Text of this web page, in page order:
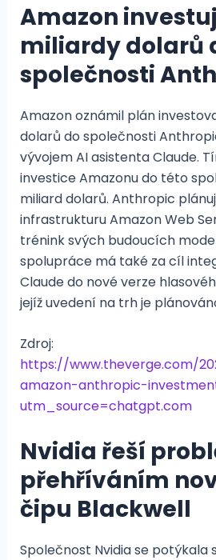
Amazon
miliardy dolarů
společnosti
Amazon oznámil plán
dolarů do společnosti
vývojem AI asistenta Claude.
investice Amazonu do této
miliard dolarů. Anthropic
infrastrukturu Amazon Web
trénink svých budoucích
spolupráce má také za cíl
Claude do nové verze
jejíž uvedení na trh je
Zdroj:
https://www.theverge.com/
amazon-anthropic-
utm_source=chatgpt.com
Nvidia řeší
přehříváním
čipu Blackwell
Společnost Nvidia se potýkala